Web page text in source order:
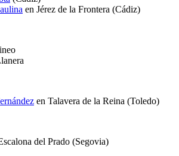
en Jérez de la Frontera (Cádiz)
en Talavera de la Reina (Toledo)
del Prado (Segovia)